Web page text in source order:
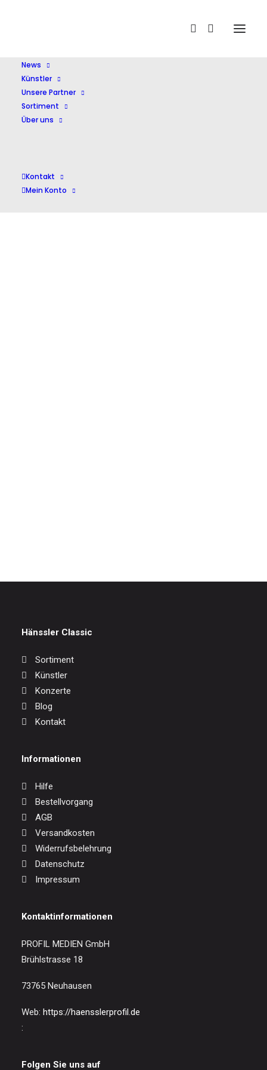
News
Künstler
Unsere Partner
Sortiment
Über uns
Kontakt
Mein Konto
Hänssler Classic
Sortiment
Künstler
Konzerte
Blog
Kontakt
Informationen
Hilfe
Bestellvorgang
AGB
Versandkosten
Widerrufsbelehrung
Datenschutz
Impressum
Kontaktinformationen
PROFIL MEDIEN GmbH
Brühlstrasse 18
73765 Neuhausen
Web: https://haensslerprofil.de
:
Folgen Sie uns auf